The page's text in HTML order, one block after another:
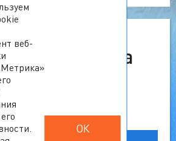
тур на
дату
с другими
веб-
ОК